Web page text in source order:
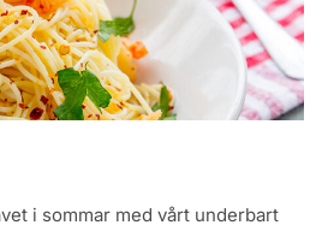
i sommar med vårt underbart